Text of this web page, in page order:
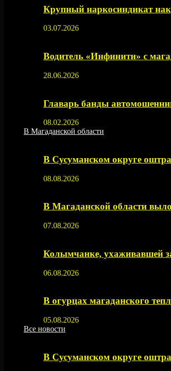
Крупный наркосиндикат
03.07.2026
Водитель «Инфинити» с
28.06.2026
Главарь банды
08.02.2026
В Магаданской области
В Сусуманском округе
08.08.2026
В Магаданской области
07.08.2026
Колымчанке, ухаживавшей
06.08.2026
В огурцах магаданского
05.08.2026
Все новости
В Сусуманском округе